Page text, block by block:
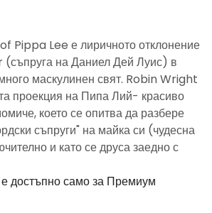
Pippa Lee е лиричното отклонение
на Даниел Дей Луис) в
маскулинен свят. Robin Wright
проекция на Пипа Лий- красиво
което се опитва да разбере
съпруги" на майка си (чудесна
и като се друса заедно с
достъпно само за Премиум